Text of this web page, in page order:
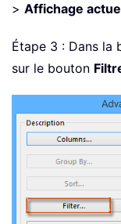
> Affichage
Étape 3 : Dans la
sur le bouton